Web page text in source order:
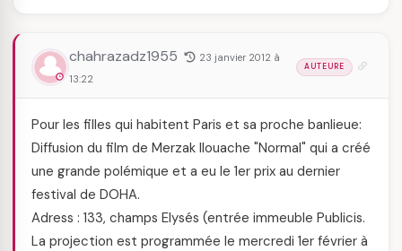
chahrazadz1955
23 janvier 2012 à
13:22
AUTEURE
Pour les filles qui habitent Paris et sa proche banlieue:
Diffusion du film de Merzak llouache "Normal" qui a créé
une grande polémique et a eu le 1er prix au dernier
festival de DOHA.
Adress : 133, champs Elysés (entrée immeuble Publicis.
La projection est programmée le mercredi 1er février à